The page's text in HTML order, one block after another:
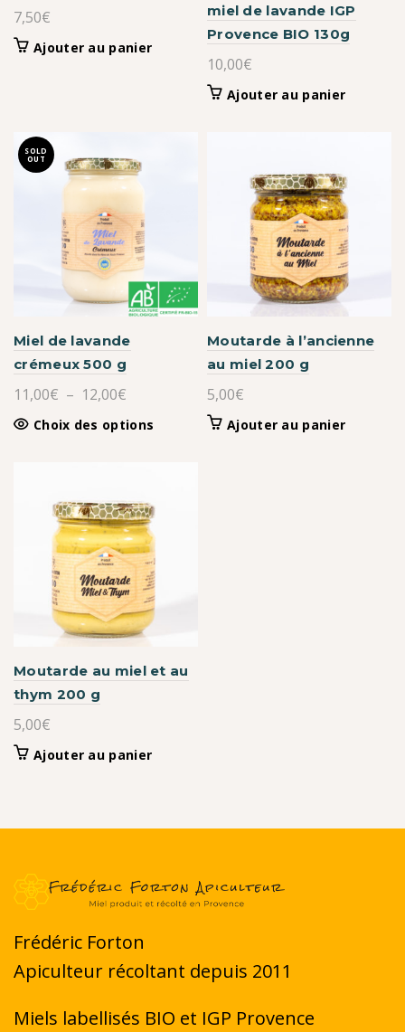
7,50€
Ajouter au panier
miel de lavande IGP
Provence BIO 130g
10,00€
Ajouter au panier
SOLD
OUT
Miel de lavande
crémeux 500 g
11,00€ – 12,00€
de
12,00€
Choix des options
variations.
Les
peuvent
être
choisies
sur
du
Moutarde à l’ancienne
au miel 200 g
5,00€
Ajouter au panier
Moutarde au miel et au
thym 200 g
5,00€
Ajouter au panier
Frédéric Forton
Apiculteur récoltant depuis 2011
Miels labellisés BIO et IGP Provence